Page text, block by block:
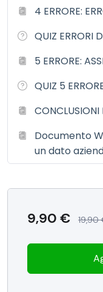
capire dove stai
migliorare
rendere il lavoro
A chi è
capi reparto che
imprenditori che
Risultati
4 ERRORE:
QUIZ ERRORI
5 ERRORE:
QUIZ 5
CONCLUSIONI
Documento
un dato
9,90 € 19,90